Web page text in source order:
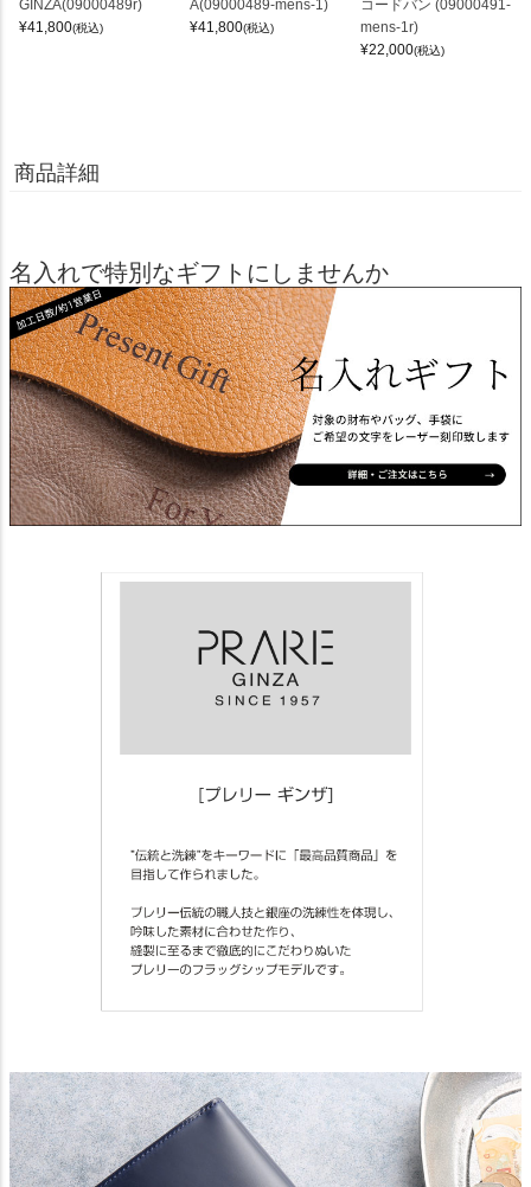
GINZA(09000489r)
¥41,800(税込)
A(09000489-mens-1)
¥41,800(税込)
コードバン (09000491-
mens-1r)
¥22,000(税込)
商品詳細
名入れで特別なギフトにしませんか